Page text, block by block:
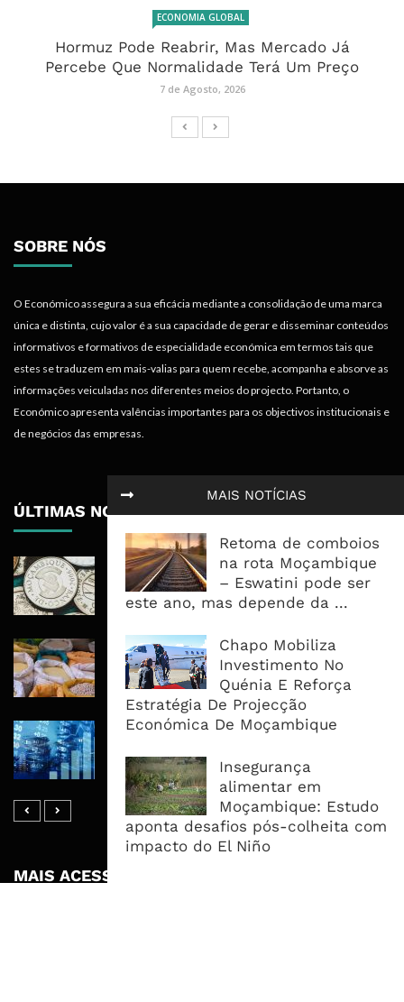
MAIS NOTÍCIAS
Retoma de comboios
na rota Moçambique
– Eswatini pode ser
este ano, mas depende da ...
Chapo Mobiliza
Investimento No
Quénia E Reforça
Estratégia De Projecção
Económica De Moçambique
Insegurança
alimentar em
Moçambique: Estudo
aponta desafios pós-colheita com
impacto do El Niño
ECONOMIA GLOBAL
Hormuz Pode Reabrir, Mas Mercado Já
Percebe Que Normalidade Terá Um Preço
7 de Agosto, 2026
SOBRE NÓS
O Económico assegura a sua eficácia mediante a consolidação de uma marca
única e distinta, cujo valor é a sua capacidade de gerar e disseminar conteúdos
informativos e formativos de especialidade económica em termos tais que
estes se traduzem em mais-valias para quem recebe, acompanha e absorve as
informações veiculadas nos diferentes meios do projecto. Portanto, o
Económico apresenta valências importantes para os objectivos institucionais e
de negócios das empresas.
ÚLTIMAS NOTÍCIAS
Economia Moçambicana Procura
Recuperar em 2026, Mas Crédito,
Dívida e Divisas Limitam Aceleração
Commodities Agrícolas Entram Numa
Nova Fase de Risco Após Meses de
Oferta Confortável
Dívida Pública Sobe Para 75,2% do
Endividamento Interno
MAIS ACESSADOS